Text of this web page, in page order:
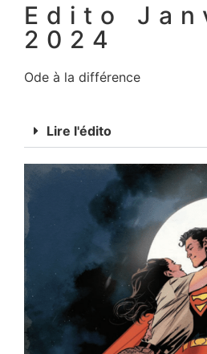
Edito
2024
Ode à la différence
Lire l'édito